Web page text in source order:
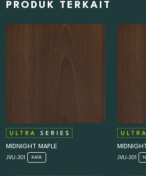
PRODUK TERKAIT
MIDNIGHT MAPLE
JVU-301 RATA JVU-301